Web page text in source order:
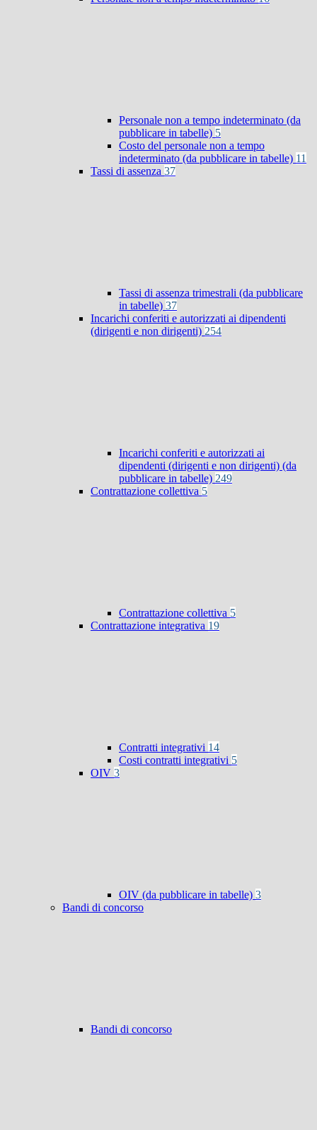
Personale non a tempo indeterminato (da
pubblicare in tabelle) 5
Costo del personale non a tempo
indeterminato (da pubblicare in tabelle) 11
Tassi di assenza 37
Tassi di assenza trimestrali (da pubblicare
in tabelle) 37
Incarichi conferiti e autorizzati ai dipendenti
(dirigenti e non dirigenti) 254
Incarichi conferiti e autorizzati ai
dipendenti (dirigenti e non dirigenti) (da
pubblicare in tabelle) 249
Contrattazione collettiva 5
Contrattazione collettiva 5
Contrattazione integrativa 19
Contratti integrativi 14
Costi contratti integrativi 5
OIV 3
OIV (da pubblicare in tabelle) 3
Bandi di concorso
Bandi di concorso